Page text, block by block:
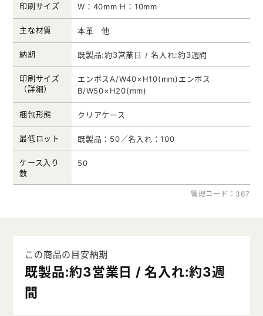
印刷サイズ W：40mm H：10mm
主な材質 本革 他
納期 既製品:約3営業日 / 名入れ:約3週間
印刷サイズ
（詳細）
エンボスA/W40×H10(mm)エンボス
B/W50×H20(mm)
梱包形態 クリアケース
最低ロット 既製品：50／名入れ：100
ケース入り
数
50
管理コード：367
この商品の目安納期
既製品:約3営業日 / 名入れ:約3週
間